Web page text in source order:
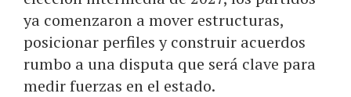
ya comenzaron a mover estructuras,
posicionar perfiles y construir acuerdos
rumbo a una disputa que será clave para
medir fuerzas en el estado.